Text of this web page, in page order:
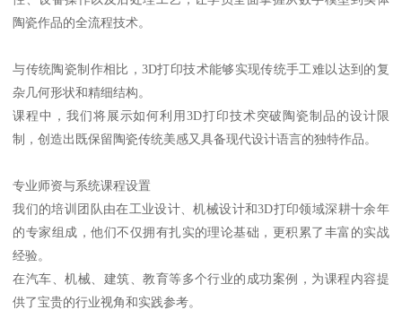
陶瓷作品的全流程技术。
与传统陶瓷制作相比，3D打印技术能够实现传统手工难以达到的复
杂几何形状和精细结构。
课程中，我们将展示如何利用3D打印技术突破陶瓷制品的设计限
制，创造出既保留陶瓷传统美感又具备现代设计语言的独特作品。
专业师资与系统课程设置
我们的培训团队由在工业设计、机械设计和3D打印领域深耕十余年
的专家组成，他们不仅拥有扎实的理论基础，更积累了丰富的实战
经验。
在汽车、机械、建筑、教育等多个行业的成功案例，为课程内容提
供了宝贵的行业视角和实践参考。